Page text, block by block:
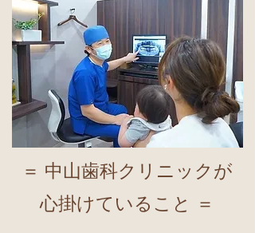
＝ 中山歯科クリニックが
心掛けていること ＝